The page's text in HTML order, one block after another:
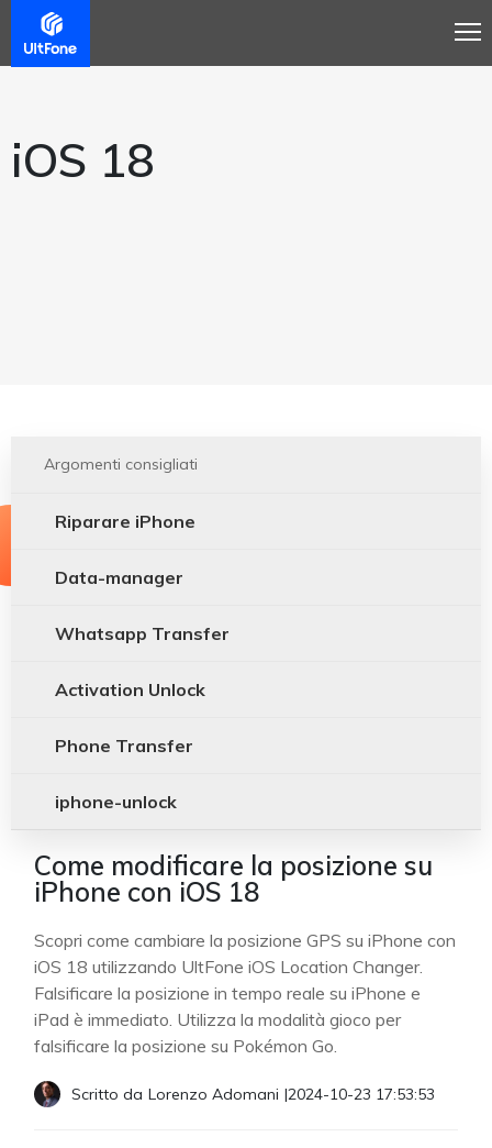
iOS 18
Argomenti consigliati
Riparare iPhone
Data-manager
Whatsapp Transfer
Activation Unlock
Phone Transfer
iphone-unlock
Come modificare la posizione su
iPhone con iOS 18
Scopri come cambiare la posizione GPS su iPhone con
iOS 18 utilizzando UltFone iOS Location Changer.
Falsificare la posizione in tempo reale su iPhone e
iPad è immediato. Utilizza la modalità gioco per
falsificare la posizione su Pokémon Go.
Scritto da Lorenzo Adomani |2024-10-23 17:53:53